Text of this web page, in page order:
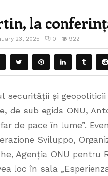
la
23, 2025 0 922
securității și
de sub egida ONU,
de pace în lume”.
Sviluppo,
Agenția ONU
loc în sala